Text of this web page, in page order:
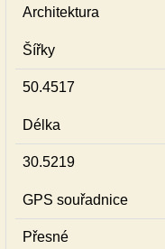
Architektura
Šířky
50.4517
Délka
30.5219
GPS souřadnice
Přesné